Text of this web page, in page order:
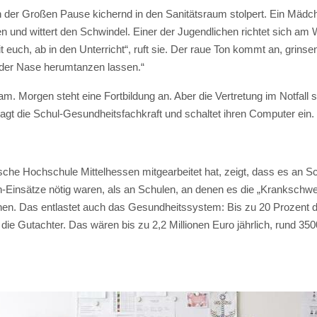
Großen Pause kichernd in den Sanitätsraum stolpert. Ein
und wittert den Schwindel. Einer der Jugendlichen richtet sich am
ab in den Unterricht“, ruft sie. Der raue Ton kommt an,
Nase herumtanzen lassen.“
Morgen steht eine Fortbildung an. Aber die Vertretung im Notfall
die Schul-Gesundheitsfachkraft und schaltet ihren Computer ein.
Hochschule Mittelhessen mitgearbeitet hat, zeigt, dass es an
nötig waren, als an Schulen, an denen es die
Das entlastet auch das Gesundheitssystem: Bis zu 20 Prozent
Gutachter. Das wären bis zu 2,2 Millionen Euro jährlich, rund